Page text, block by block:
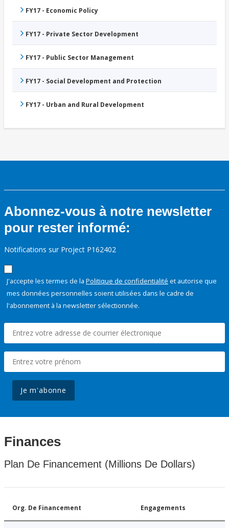
FY17 - Economic Policy
FY17 - Private Sector Development
FY17 - Public Sector Management
FY17 - Social Development and Protection
FY17 - Urban and Rural Development
Abonnez-vous à notre newsletter
pour rester informé:
Notifications sur Project P162402
J'accepte les termes de la Politique de confidentialité et autorise que
mes données personnelles soient utilisées dans le cadre de
l'abonnement à la newsletter sélectionnée.
Je m'abonne
Finances
Plan De Financement (Millions De Dollars)
Org. De Financement Engagements